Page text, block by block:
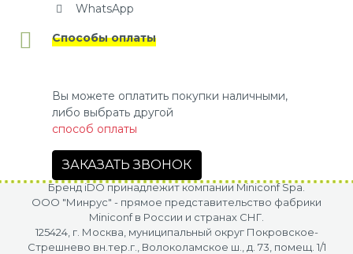
WhatsApp
Способы оплаты
Вы можете оплатить покупки наличными,
либо выбрать другой
способ оплаты
ЗАКАЗАТЬ ЗВОНОК
Бренд iDO принадлежит компании Miniconf Spa.
OOO "Минрус" - прямое представительство фабрики
Miniconf в России и странах СНГ.
125424, г. Москва, муниципальный округ Покровское-
Стрешнево вн.тер.г., Волоколамское ш., д. 73, помещ. 1/1